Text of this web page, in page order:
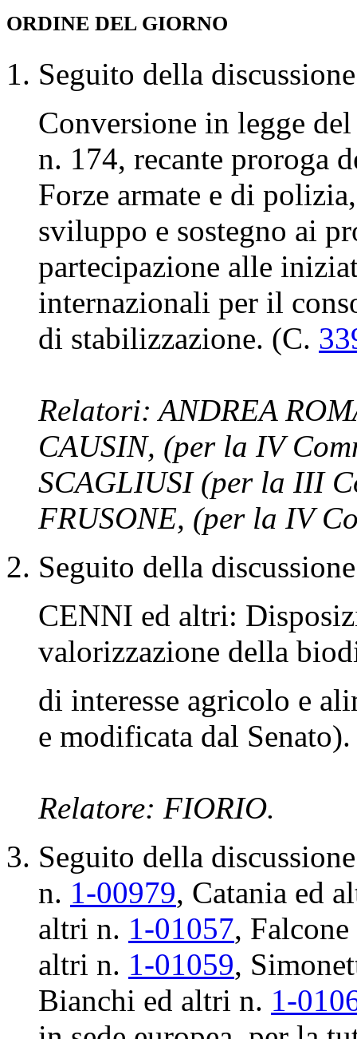
CAMERA DEI DEPUTATI
XVII LEGISLATURA
524^ SEDUTA PUBBLICA
Mercoledì 18 novembre 2015 -
ORDINE DEL GIORNO
Seguito della
Conversione in legge
Forze armate e di
sviluppo e sostegno ai
partecipazione alle
internazionali per il
di stabilizzazione. (C.
Relatori: ANDREA
CAUSIN, (per la IV
SCAGLIUSI (per la III
FRUSONE, (per la IV
CENNI ed altri:
valorizzazione della
di interesse agricolo e
e modificata dal
Relatore: FIORIO.